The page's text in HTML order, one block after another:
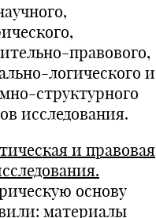
правового,
логического и
структурного
исследования.
и правовая
основу
материалы